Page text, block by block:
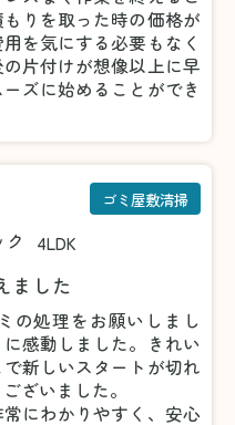
りを取った時の価格が
を気にする必要もなく
片付けが想像以上に早
ズに始めることができ
ク 4LDK
ゴミ屋敷清掃
ました
の処理をお願いしまし
感動しました。きれい
新しいスタートが切れ
ざいました。
にわかりやすく、安心